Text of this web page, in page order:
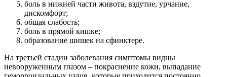
боль в нижней части живота, вздутие, урчание,
дискомфорт;
общая слабость;
боль в прямой кишке;
образование шишек на сфинктере.
На третьей стадии заболевания симптомы видны
невооруженным глазом – покраснение кожи, выпадание